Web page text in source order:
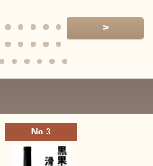
>
No.3